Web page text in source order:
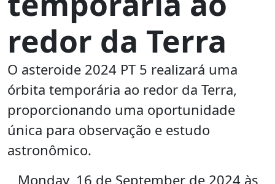
redor da Terra
O asteroide 2024 PT 5 realizará uma
órbita temporária ao redor da Terra,
proporcionando uma oportunidade
única para observação e estudo
astronômico.
Monday, 16 de September de 2024 às